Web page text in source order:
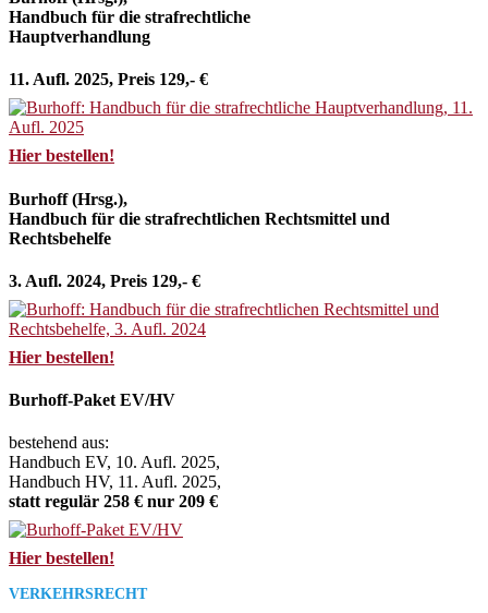
Handbuch für die strafrechtliche
Hauptverhandlung
11. Aufl. 2025, Preis 129,- €
Hier bestellen!
Burhoff (Hrsg.),
Handbuch für die strafrechtlichen Rechtsmittel und
Rechtsbehelfe
3. Aufl. 2024, Preis 129,- €
Hier bestellen!
Burhoff-Paket EV/HV
bestehend aus:
Handbuch EV, 10. Aufl. 2025,
Handbuch HV, 11. Aufl. 2025,
statt regulär 258 € nur 209 €
Hier bestellen!
VERKEHRSRECHT